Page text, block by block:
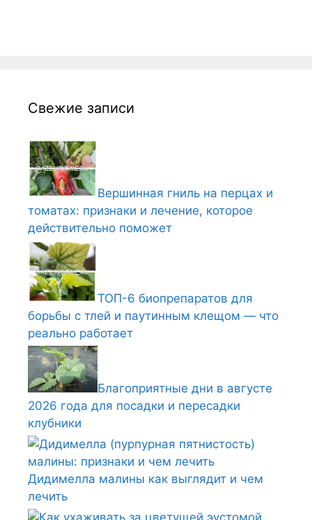
Свежие записи
Вершинная гниль на перцах и
томатах: признаки и лечение, которое
действительно поможет
ТОП-6 биопрепаратов для
борьбы с тлей и паутинным клещом — что
реально работает
Благоприятные дни в августе
2026 года для посадки и пересадки
клубники
Дидимелла малины как выглядит и чем
лечить